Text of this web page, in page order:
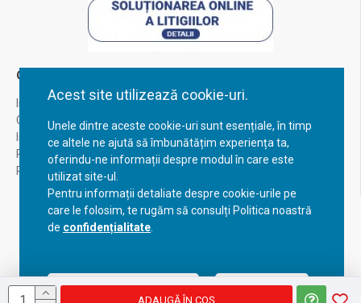
Acest site utilizează cookie-uri.
Unele dintre aceste cookie-uri sunt esențiale, în timp
ce altele ne ajută să îmbunătățim experiența ta,
oferindu-ne informații despre modul în care este
utilizat site-ul.
Pentru informații detaliate despre cookie-urile pe
care le folosim, te rugăm să consulți Politica noastră
de confidențialitate
Acceptă setările curente Configurează
ADAUGĂ ÎN COŞ
Contul Meu
Inregistrare
Contul meu
Istoric comenzi
Recuperare parola
Returnare produs